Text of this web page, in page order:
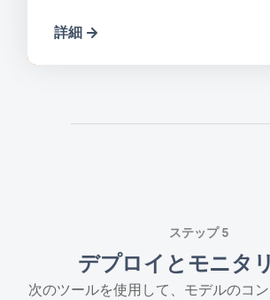
詳細
ステップ 5
デプロイとモニタ
次のツールを使用して、モデルのコ